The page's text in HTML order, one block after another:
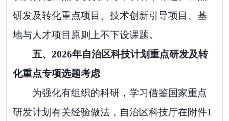
研发及转化重点项目、技术创新引导项目、基
地与人才项目原则上不下设课题。
五、 2026年自治区科技计划重点研发及转
化重点专项选题考虑
为强化有组织的科研，学习借鉴国家重点
研发计划有关经验做法，自治区科技厅在附件1